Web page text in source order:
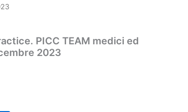
PICC TEAM medici ed
2023